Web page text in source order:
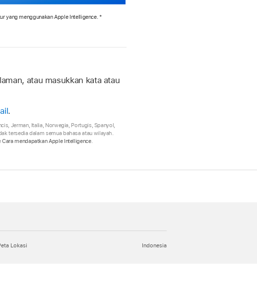
yang menggunakan Apple Intelligence. *
atau masukkan kata atau
.
Jerman, Italia, Norwegia, Portugis, Spanyol,
tersedia dalam semua bahasa atau wilayah.
Cara mendapatkan Apple Intelligence.
Indonesia
Lokasi